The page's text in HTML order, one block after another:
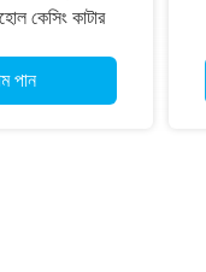
কেসিং কাটার
পান